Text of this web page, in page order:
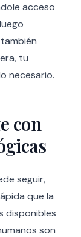
acceso
tu
necesario.
con
seguir,
que la
disponibles
son